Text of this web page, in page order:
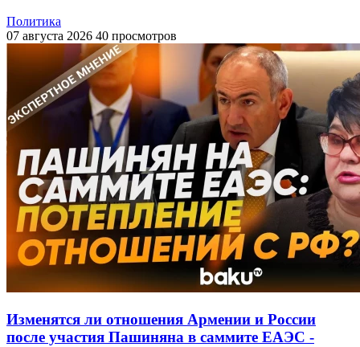
Политика
07 августа 2026 40 просмотров
Изменятся ли отношения Армении и России
после участия Пашиняна в саммите ЕАЭС -